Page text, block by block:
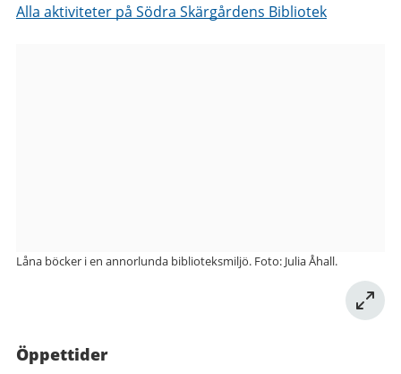
Alla aktiviteter på Södra Skärgårdens Bibliotek
Låna böcker i en annorlunda biblioteksmiljö. Foto: Julia Åhall.
Öppettider